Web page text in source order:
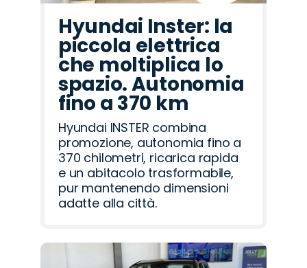
Hyundai Inster: la
piccola elettrica
che moltiplica lo
spazio. Autonomia
fino a 370 km
Hyundai INSTER combina
promozione, autonomia fino a
370 chilometri, ricarica rapida
e un abitacolo trasformabile,
pur mantenendo dimensioni
adatte alla città.